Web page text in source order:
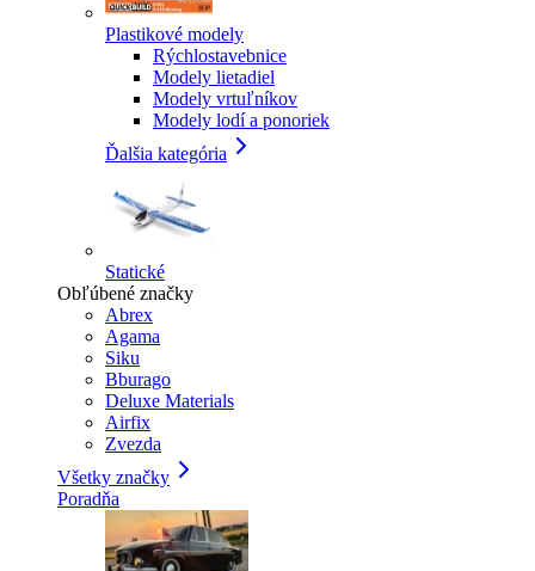
Plastikové modely
Rýchlostavebnice
Modely lietadiel
Modely vrtuľníkov
Modely lodí a ponoriek
Ďalšia kategória
Statické
Obľúbené značky
Abrex
Agama
Siku
Bburago
Deluxe Materials
Airfix
Zvezda
Všetky značky
Poradňa